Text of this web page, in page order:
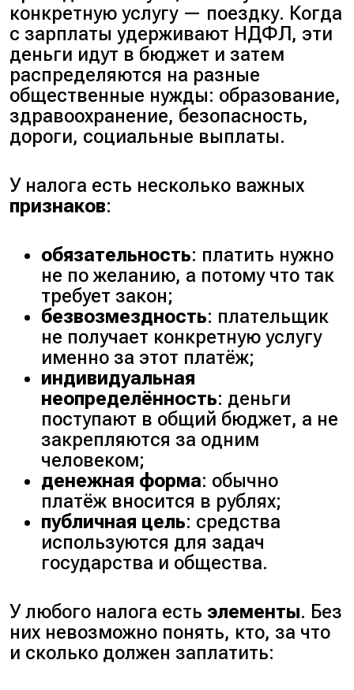
конкретную услугу — поездку. Когда
с зарплаты удерживают НДФЛ, эти
деньги идут в бюджет и затем
распределяются на разные
общественные нужды: образование,
здравоохранение, безопасность,
дороги, социальные выплаты.
У налога есть несколько важных
признаков:
обязательность: платить нужно
не по желанию, а потому что так
требует закон;
безвозмездность: плательщик
не получает конкретную услугу
именно за этот платёж;
индивидуальная
неопределённость: деньги
поступают в общий бюджет, а не
закрепляются за одним
человеком;
денежная форма: обычно
платёж вносится в рублях;
публичная цель: средства
используются для задач
государства и общества.
У любого налога есть элементы. Без
них невозможно понять, кто, за что
и сколько должен заплатить: